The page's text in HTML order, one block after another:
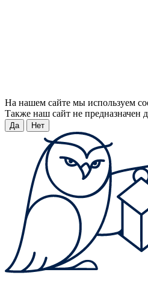
На нашем сайте мы используем
Также наш сайт не предназначен
Да Нет